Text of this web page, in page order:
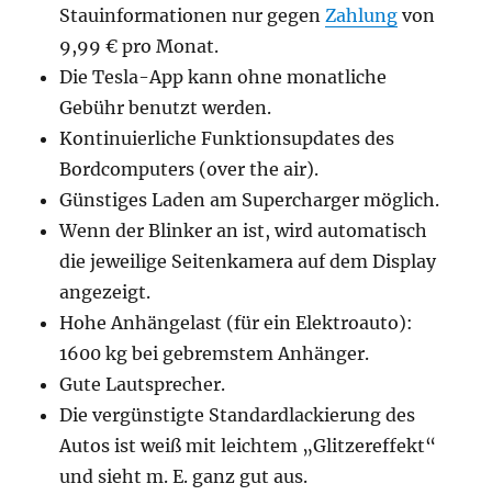
Stauinformationen nur gegenZahlung von
9,99 € pro Monat.
Die Tesla-App kann ohne monatliche
Gebühr benutzt werden.
Kontinuierliche Funktionsupdates des
Bordcomputers (over the air).
Günstiges Laden am Supercharger möglich.
Wenn der Blinker an ist, wird automatisch
die jeweilige Seitenkamera auf dem Display
angezeigt.
Hohe Anhängelast (für ein Elektroauto):
1600 kg bei gebremstem Anhänger.
Gute Lautsprecher.
Die vergünstigte Standardlackierung des
Autos ist weiß mit leichtem „Glitzereffekt“
und sieht m. E. ganz gut aus.